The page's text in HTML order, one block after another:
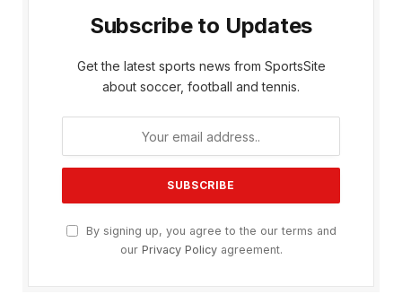
Subscribe to Updates
Get the latest sports news from SportsSite
about soccer, football and tennis.
By signing up, you agree to the our terms and
our Privacy Policyagreement.